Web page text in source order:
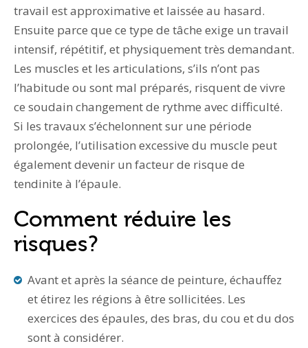
travail est approximative et laissée au hasard.
Ensuite parce que ce type de tâche exige un travail
intensif, répétitif, et physiquement très demandant.
Les muscles et les articulations, s’ils n’ont pas
l’habitude ou sont mal préparés, risquent de vivre
ce soudain changement de rythme avec difficulté.
Si les travaux s’échelonnent sur une période
prolongée, l’utilisation excessive du muscle peut
également devenir un facteur de risque de
tendinite à l’épaule.
Comment réduire les
risques?
Avant et après la séance de peinture, échauffez
et étirez les régions à être sollicitées. Les
exercices des épaules, des bras, du cou et du dos
sont à considérer.